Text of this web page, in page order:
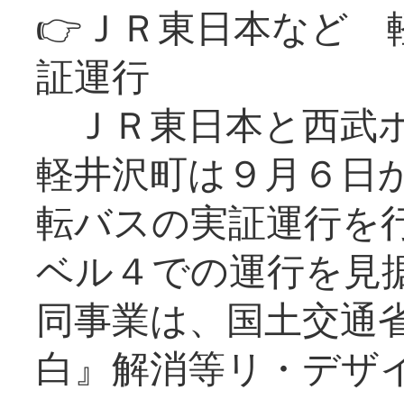
👉ＪＲ東日本など
証運行
ＪＲ東日本と西武
軽井沢町は９月６日
転バスの実証運行を
ベル４での運行を見
同事業は、国土交通
白』解消等リ・デザ